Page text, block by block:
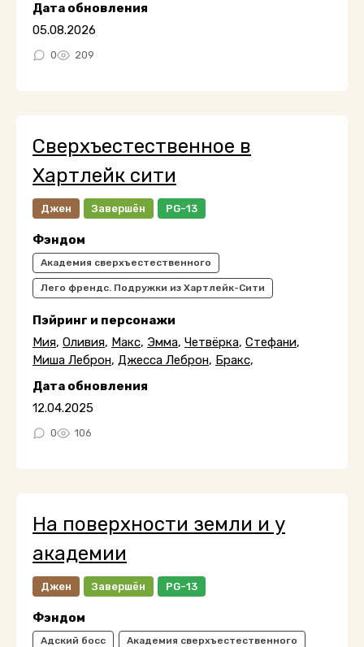
Дата обновления
05.08.2026
0 209
Сверхъестественное в
Хартлейк сити
Джен Завершён PG-13
Фэндом
Академия сверхъестественного
Лего френдс. Подружки из Хартлейк-Сити
Пэйринг и персонажи
Мия, Оливия, Макс, Эмма, Четвёрка, Стефани,
Миша Леброн, Джесса Леброн, Бракс,
Дата обновления
12.04.2025
0 106
На поверхности земли и у
академии
Джен Завершён PG-13
Фэндом
Адский босс Академия сверхъестественного